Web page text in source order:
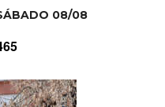
08/08